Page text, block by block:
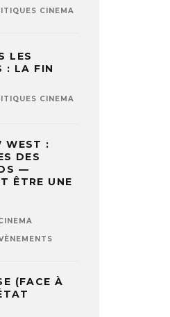
CINEMA
LES
: LA FIN
CINEMA
WEST :
DES
—
ÊTRE UNE
(FACE À